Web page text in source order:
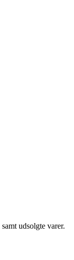
udsolgte varer.